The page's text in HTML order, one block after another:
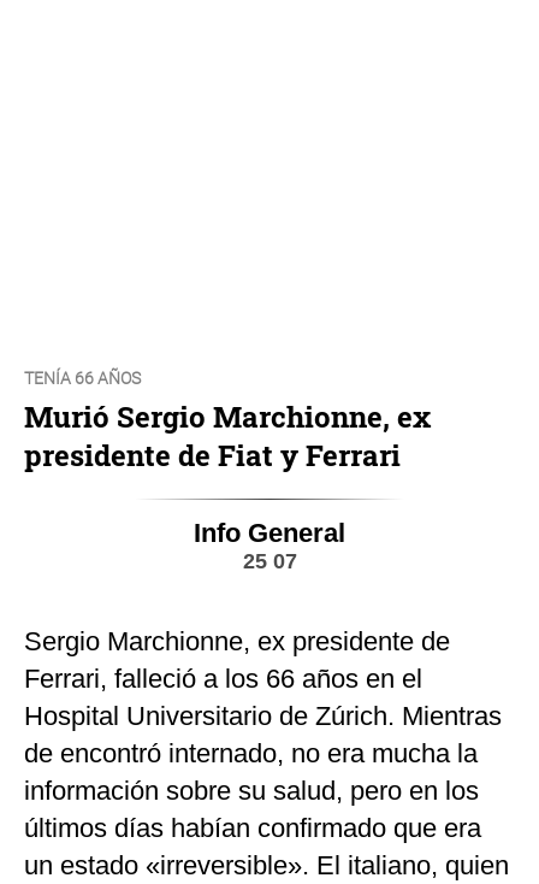
TENÍA 66 AÑOS
Murió Sergio Marchionne, ex
presidente de Fiat y Ferrari
Info General
25 07
Sergio Marchionne, ex presidente de
Ferrari, falleció a los 66 años en el
Hospital Universitario de Zúrich. Mientras
de encontró internado, no era mucha la
información sobre su salud, pero en los
últimos días habían confirmado que era
un estado «irreversible». El italiano, quien